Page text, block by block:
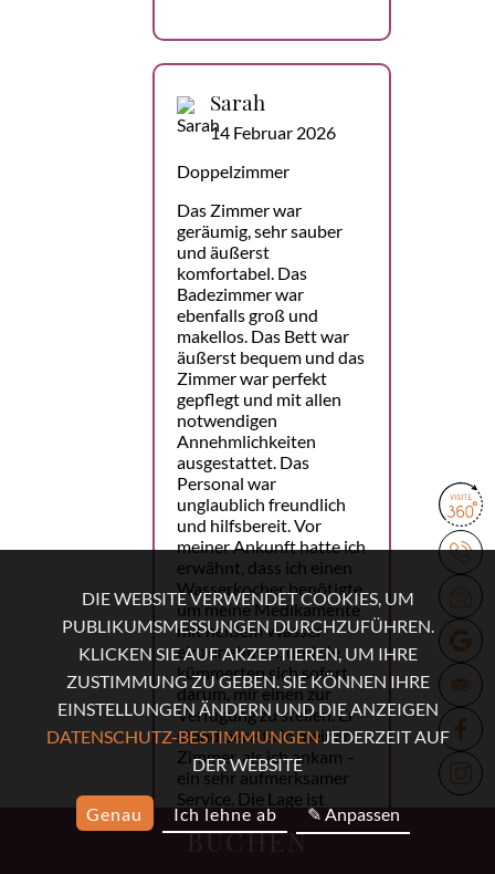
BUCHEN
Sarah
14 Februar 2026
Doppelzimmer
Das Zimmer war
geräumig, sehr sauber
und äußerst
komfortabel. Das
Badezimmer war
ebenfalls groß und
makellos. Das Bett war
äußerst bequem und das
Zimmer war perfekt
gepflegt und mit allen
notwendigen
Annehmlichkeiten
ausgestattet. Das
Personal war
unglaublich freundlich
und hilfsbereit. Vor
meiner Ankunft hatte ich
erwähnt, dass ich einen
Wasserkocher benötigte,
um meine Medikamente
mit heißem Wasser
einzunehmen, und sie
kümmerten sich sofort
darum, mir einen zur
Verfügung zu stellen. Er
stand bereits in meinem
Zimmer, als ich ankam –
ein sehr aufmerksamer
Service. Die Lage ist
perfekt. Die U-Bahn ist
nur eine Minute
DIE WEBSITE VERWENDET COOKIES, UM
PUBLIKUMSMESSUNGEN DURCHZUFÜHREN.
KLICKEN SIE AUF AKZEPTIEREN, UM IHRE
ZUSTIMMUNG ZU GEBEN. SIE KÖNNEN IHRE
EINSTELLUNGEN ÄNDERN UND DIE ANZEIGEN
DATENSCHUTZ-BESTIMMUNGENJEDERZEIT AUF
DER WEBSITE
Genau Ich lehne ab ✎ Anpassen